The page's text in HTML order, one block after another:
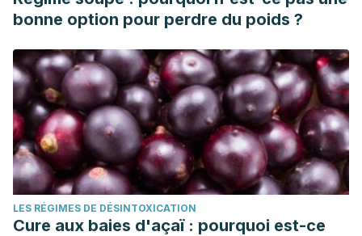
bonne option pour perdre du poids ?
LES RÉGIMES DE DÉSINTOXICATION
Cure aux baies d'açaï : pourquoi est-ce